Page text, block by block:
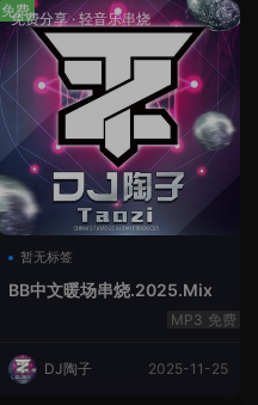
免费分享·轻音乐串烧
暂无标签
BB中文暖场串烧.2025.Mix
免费
DJ陶子 2025-11-25
免费